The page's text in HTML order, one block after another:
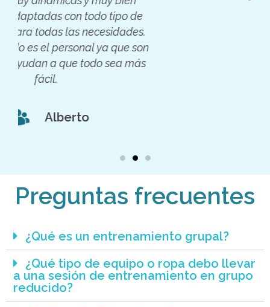
Preguntas frecuentes
¿Qué es un entrenamiento grupal?
¿Qué tipo de equipo o ropa debo llevar
a una sesión de entrenamiento en grupo
reducido?